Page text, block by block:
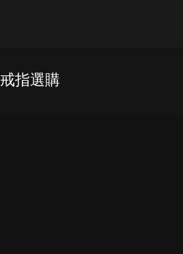
戒指選購